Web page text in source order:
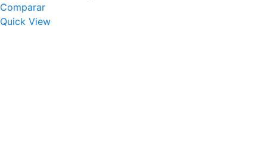
Comparar
Quick View